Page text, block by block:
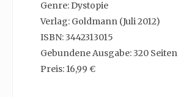
Genre: Dystopie
Verlag: Goldmann (Juli 2012)
ISBN: 3442313015
Gebundene Ausgabe: 320 Seiten
Preis: 16,99 €